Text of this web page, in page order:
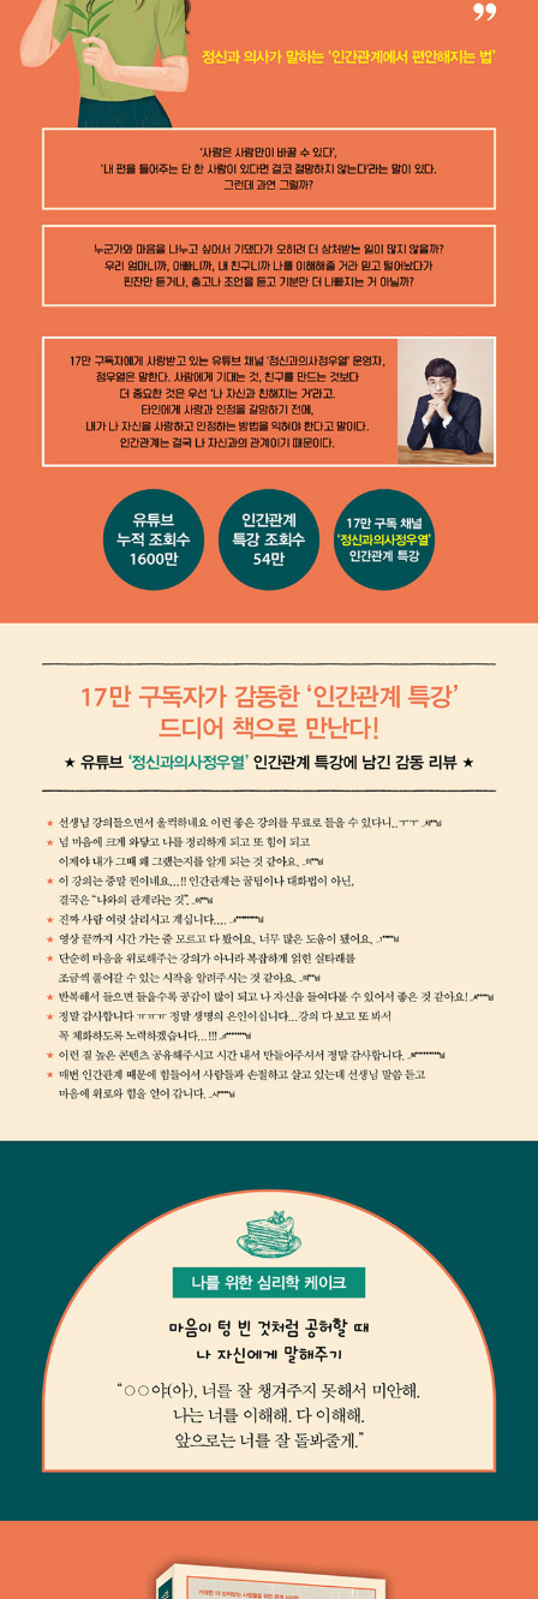
를 부탁해〉, <라이브토크부모 화요특강>, CBS 〈세상을 바꾸는
시간 15분〉 등 수많은 방송에 출연하였으며, 현재 다수의 기업과
공공기관, 지방자치단체 등에서 활발히 강연을 하고 있다. 저서로
는 《아이 키우는 엄마들에게 건네는 육아》, 《엄마들만 아는 세
계》, 《엄마니까 느끼는 감정》 등이 있다. 유튜브 @6father @ju
ngwooyul 인스타그램 @6father